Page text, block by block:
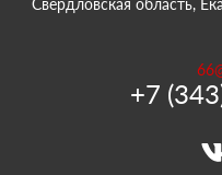
Свердловская область,
+7